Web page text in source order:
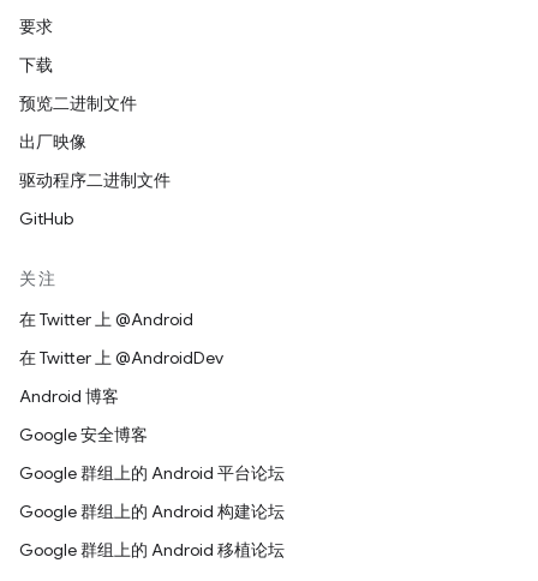
要求
下载
预览二进制文件
出厂映像
驱动程序二进制文件
GitHub
关注
在 Twitter 上 @Android
在 Twitter 上 @AndroidDev
Android 博客
Google 安全博客
Google 群组上的 Android 平台论坛
Google 群组上的 Android 构建论坛
Google 群组上的 Android 移植论坛